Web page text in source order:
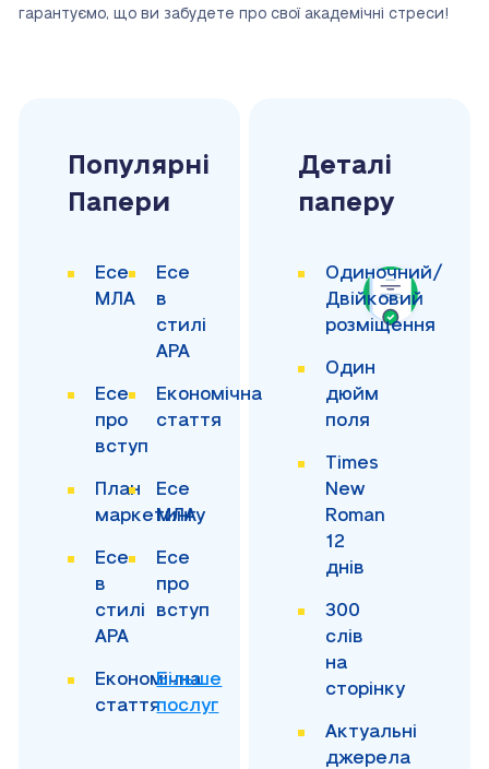
гарантуємо, що ви забудете про свої академічні стреси!
Популярні
Папери
Есе
МЛА
Есе
в
стилі
APA
Есе
про
вступ
Економічна
стаття
План
маркетингу
Есе
МЛА
Есе
в
стилі
APA
Есе
про
вступ
Економічна
стаття
Більше
послуг
Деталі
паперу
Одиночний/
Двійковий
розміщення
Один
дюйм
поля
Times
New
Roman
12
днів
300
слів
на
сторінку
Актуальні
джерела